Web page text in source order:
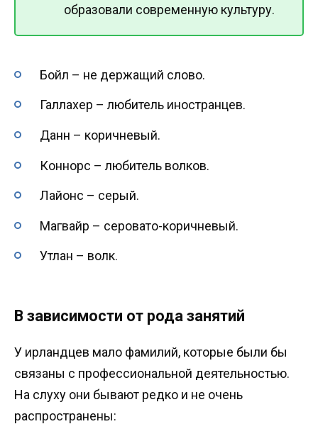
образовали современную культуру.
Бойл – не держащий слово.
Галлахер – любитель иностранцев.
Данн – коричневый.
Коннорс – любитель волков.
Лайонс – серый.
Магвайр – серовато-коричневый.
Утлан – волк.
В зависимости от рода занятий
У ирландцев мало фамилий, которые были бы
связаны с профессиональной деятельностью.
На слуху они бывают редко и не очень
распространены: